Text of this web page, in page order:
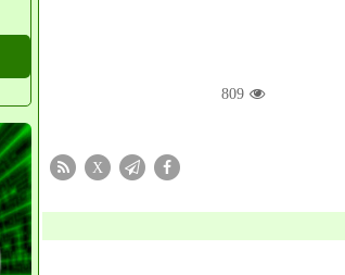
809
X